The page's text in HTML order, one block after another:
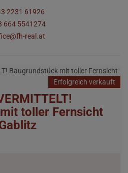
2231 61926
664 5541274
real.at
Erfolgreich verkauft
toller Fernsicht